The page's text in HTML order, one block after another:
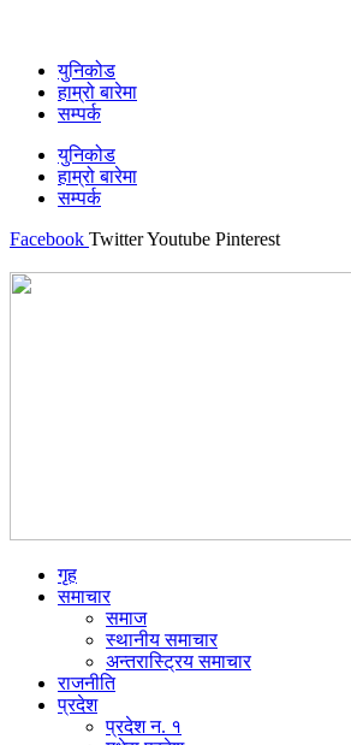
युनिकोड
हाम्रो बारेमा
सम्पर्क
युनिकोड
हाम्रो बारेमा
सम्पर्क
Facebook TwitterYoutube Pinterest
गृह
समाचार
समाज
स्थानीय समाचार
अन्तरास्ट्रिय समाचार
राजनीति
प्रदेश
प्रदेश न. १